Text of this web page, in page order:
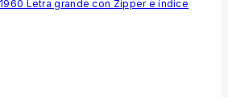
Letra grande con Zipper e índice